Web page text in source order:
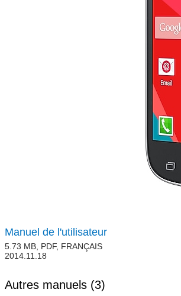
Manuel de l'utilisateur
5.73 MB, PDF, FRANÇAIS
2014.11.18
Autres manuels (3)